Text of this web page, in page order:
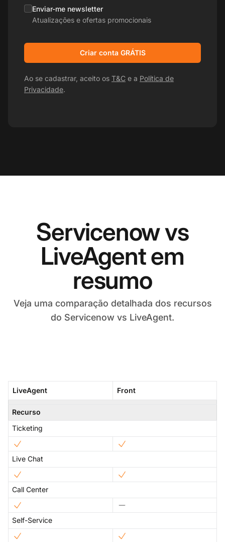
Enviar-me newsletter
Atualizações e ofertas promocionais
Criar conta GRÁTIS
Ao se cadastrar, aceito os T&C e a Política de
Privacidade.
Servicenow vs
LiveAgent em
resumo
Veja uma comparação detalhada dos recursos
do Servicenow vs LiveAgent.
LiveAgent Front
Recurso
Ticketing
Live Chat
Call Center
Self-Service